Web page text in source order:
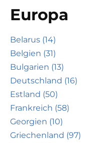
Europa
Belarus (14)
Belgien (31)
Bulgarien (13)
Deutschland (16)
Estland (50)
Frankreich (58)
Georgien (10)
Griechenland (97)